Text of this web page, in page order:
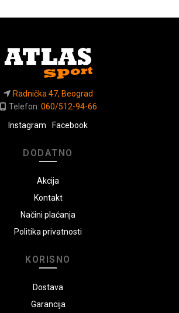
Radnička 47, Beograd
Telefon: 060/512-94-66
Instagram
Facebook
DODATNO
Akcija
Kontakt
Načini plaćanja
Politika privatnosti
KORISNO
Dostava
Garancija